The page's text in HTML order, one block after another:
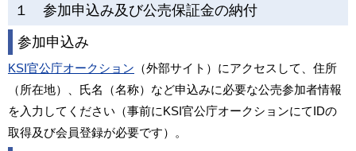
１ 参加申込み及び公売保証金の納付
参加申込み
KSI官公庁オークション （外部サイト）にアクセスして、住所
（所在地）、氏名（名称）など申込みに必要な公売参加者情報
を入力してください（事前にKSI官公庁オークションにてIDの
取得及び会員登録が必要です）。